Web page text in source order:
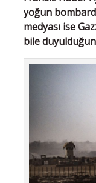
yoğun
medyası ise
bile